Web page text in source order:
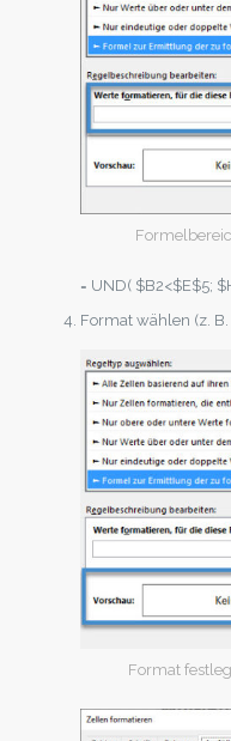
= UND( $B2<$E$5;
Format wählen (z.
Format